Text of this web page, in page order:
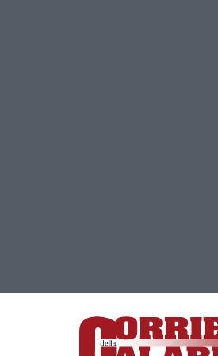
Lamezia Terme (CZ)
responsabile Paola Militano |Privacy